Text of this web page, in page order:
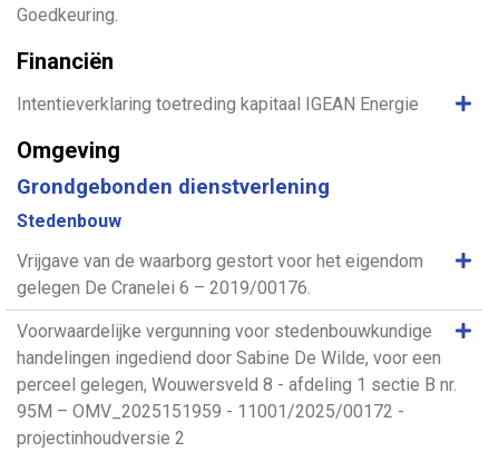
Goedkeuring.
Financiën
Intentieverklaring toetreding kapitaal IGEAN Energie
Omgeving
Grondgebonden dienstverlening
Stedenbouw
Vrijgave van de waarborg gestort voor het eigendom
gelegen De Cranelei 6 – 2019/00176.
Voorwaardelijke vergunning voor stedenbouwkundige
handelingen ingediend door Sabine De Wilde, voor een
perceel gelegen, Wouwersveld 8 - afdeling 1 sectie B nr.
95M – OMV_2025151959 - 11001/2025/00172 -
projectinhoudversie 2